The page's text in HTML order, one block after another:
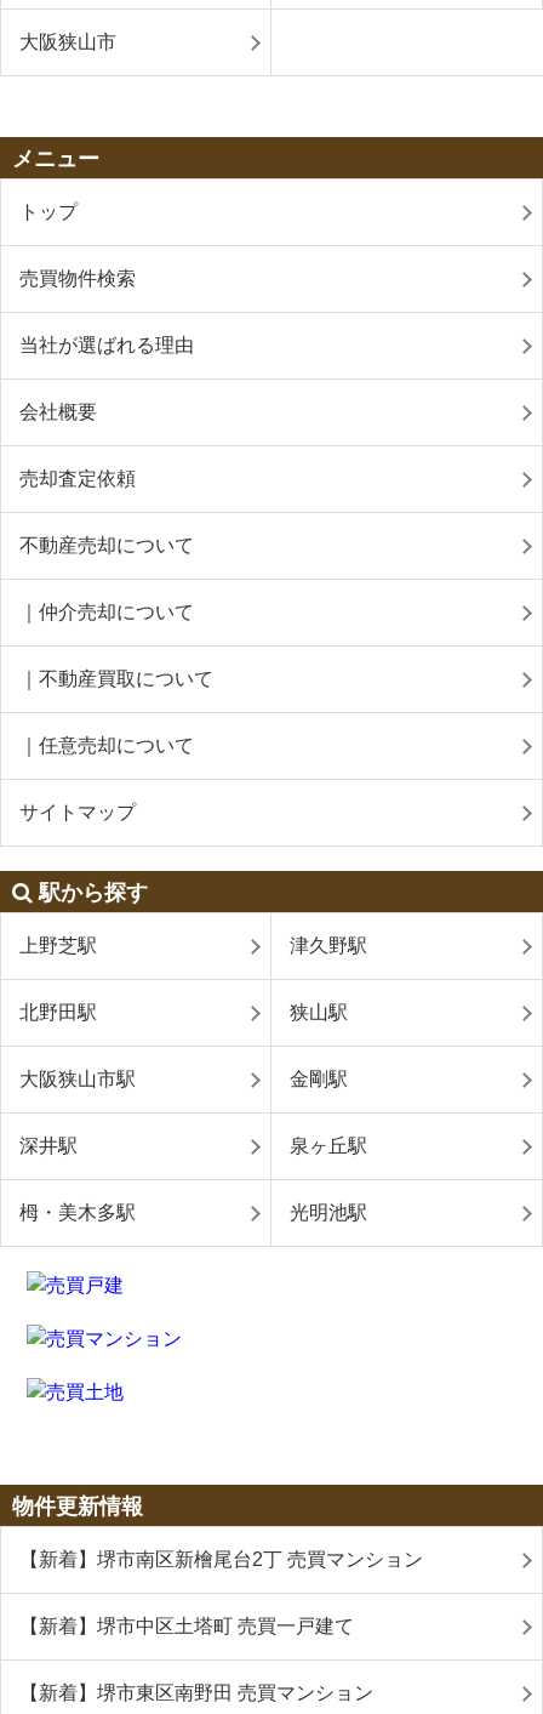
大阪狭山市
メニュー
トップ
売買物件検索
当社が選ばれる理由
会社概要
売却査定依頼
不動産売却について
｜仲介売却について
｜不動産買取について
｜任意売却について
サイトマップ
駅から探す
上野芝駅 津久野駅
北野田駅 狭山駅
大阪狭山市駅 金剛駅
深井駅 泉ヶ丘駅
栂・美木多駅 光明池駅
物件更新情報
【新着】堺市南区新檜尾台2丁 売買マンション
【新着】堺市中区土塔町 売買一戸建て
【新着】堺市東区南野田 売買マンション